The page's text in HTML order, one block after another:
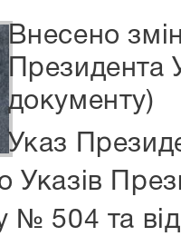
Внесено
Президента
документу)
Указ
Указів
№ 504 та